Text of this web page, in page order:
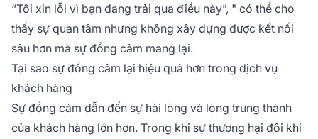
“Tôi xin lỗi vì bạn đang trải qua điều này”, " có thể cho
thấy sự quan tâm nhưng không xây dựng được kết nối
sâu hơn mà sự đồng cảm mang lại.
Tại sao sự đồng cảm lại hiệu quả hơn trong dịch vụ
khách hàng
Sự đồng cảm dẫn đến sự hài lòng và lòng trung thành
của khách hàng lớn hơn. Trong khi sự thương hại đôi khi